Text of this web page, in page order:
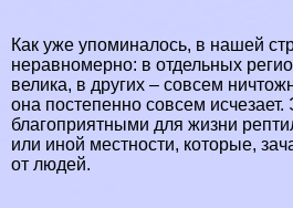
Как уже упоминалось, в нашей
неравномерно: в отдельных
велика, в других – совсем
она постепенно совсем исчезает.
благоприятными для жизни
или иной местности, которые,
от людей.